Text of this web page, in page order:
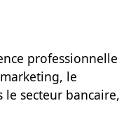
professionnelle
le
secteur bancaire,